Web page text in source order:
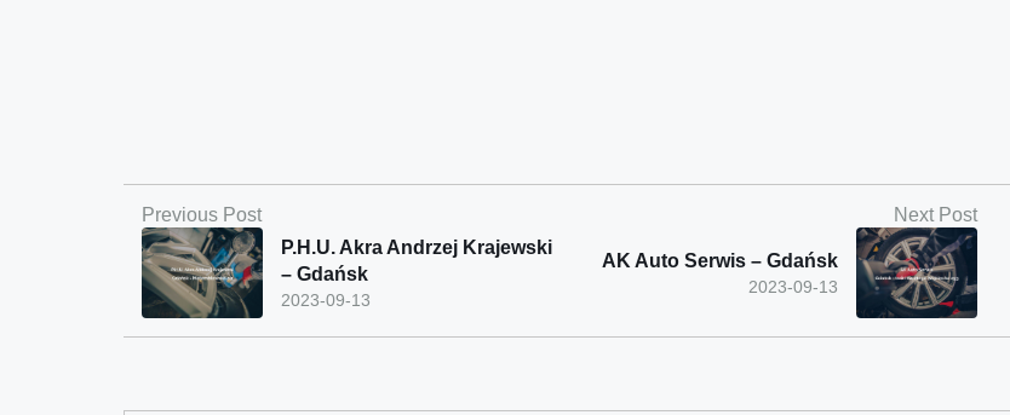
Previous Post
2023-09-13
P.H.U. Akra Andrzej Krajewski
– Gdańsk
Next Post
2023-09-13
AK Auto Serwis – Gdańsk